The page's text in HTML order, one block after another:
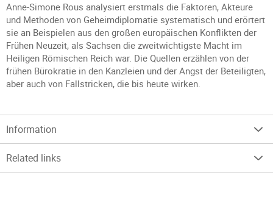
Anne-Simone Rous analysiert erstmals die Faktoren, Akteure
und Methoden von Geheimdiplomatie systematisch und erörtert
sie an Beispielen aus den großen europäischen Konflikten der
Frühen Neuzeit, als Sachsen die zweitwichtigste Macht im
Heiligen Römischen Reich war. Die Quellen erzählen von der
frühen Bürokratie in den Kanzleien und der Angst der Beteiligten,
aber auch von Fallstricken, die bis heute wirken.
Information
Related links